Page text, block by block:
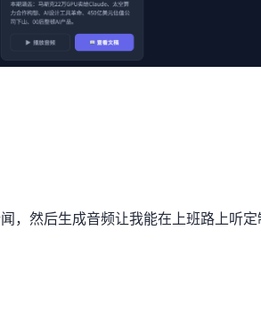
然后生成音频让我能在上班路上听定